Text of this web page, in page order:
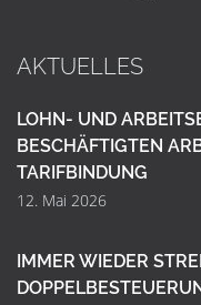
AKTUELLES
LOHN- UND
BESCHÄFTIGTEN
TARIFBINDUNG
12. Mai 2026
IMMER WIEDER